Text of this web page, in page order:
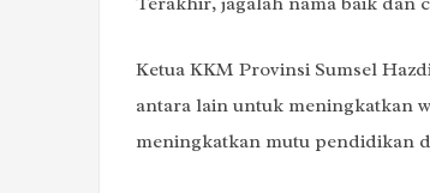
Ketua KKM Provinsi Sumsel
antara lain untuk meningkatkan
meningkatkan mutu pendidikan